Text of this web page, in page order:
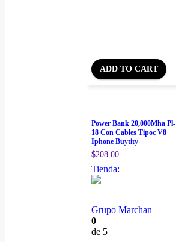
ADD TO CART
Power Bank 20,000Mha Pl-
18 Con Cables Tipoc V8
Iphone Buytity
$208.00
Tienda:
Grupo Marchan
0
de 5